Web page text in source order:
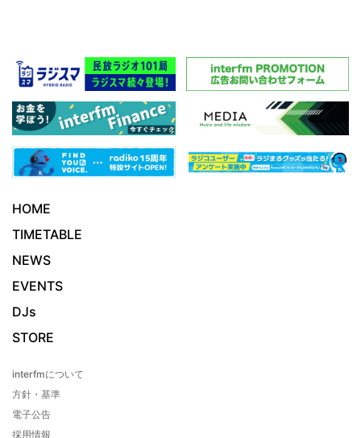
HOME
TIMETABLE
NEWS
EVENTS
DJs
STORE
interfmについて
方針・基準
電子公告
採用情報